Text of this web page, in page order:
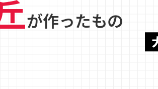
が作ったもの